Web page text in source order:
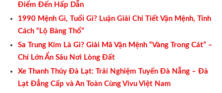
Điểm Đến Hấp Dẫn
1990 Mệnh Gì, Tuổi Gì? Luận Giải Chi Tiết Vận Mệnh, Tính
Cách “Lộ Bàng Thổ”
Sa Trung Kim Là Gì? Giải Mã Vận Mệnh “Vàng Trong Cát” –
Chí Lớn Ẩn Sâu Nơi Lòng Đất
Xe Thanh Thủy Đà Lạt: Trải Nghiệm Tuyến Đà Nẵng – Đà
Lạt Đẳng Cấp và An Toàn Cùng Vivu Việt Nam